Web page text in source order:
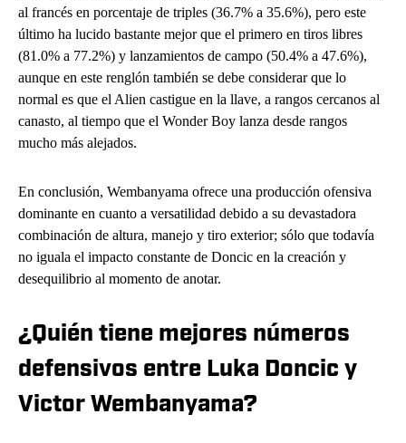
al francés en porcentaje de triples (36.7% a 35.6%), pero este
último ha lucido bastante mejor que el primero en tiros libres
(81.0% a 77.2%) y lanzamientos de campo (50.4% a 47.6%),
aunque en este renglón también se debe considerar que lo
normal es que el Alien castigue en la llave, a rangos cercanos al
canasto, al tiempo que el Wonder Boy lanza desde rangos
mucho más alejados.
En conclusión, Wembanyama ofrece una producción ofensiva
dominante en cuanto a versatilidad debido a su devastadora
combinación de altura, manejo y tiro exterior; sólo que todavía
no iguala el impacto constante de Doncic en la creación y
desequilibrio al momento de anotar.
¿Quién tiene mejores números
defensivos entre Luka Doncic y
Victor Wembanyama?